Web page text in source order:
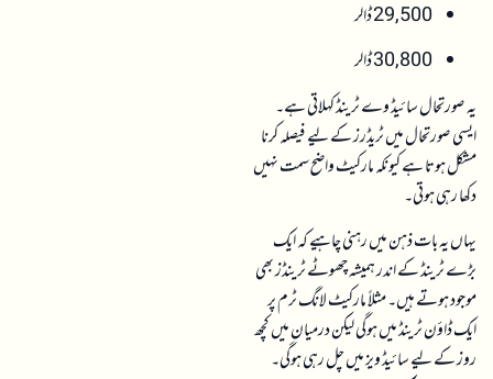
29,500 ڈالر
30,800 ڈالر
یہ صورتحال سائیڈ وے ٹرینڈ کہلاتی ہے۔
ایسی صورتحال میں ٹریڈرز کے لیے فیصلہ کرنا
مشکل ہوتا ہے کیونکہ مارکیٹ واضح سمت نہیں
دکھا رہی ہوتی۔
یہاں یہ بات ذہن میں رہنی چاہیے کہ ایک
بڑے ٹرینڈ کے اندر ہمیشہ چھوٹے ٹرینڈز بھی
موجود ہوتے ہیں۔ مثلاً مارکیٹ لانگ ٹرم پر
ایک ڈاؤن ٹرینڈ میں ہوگی لیکن درمیان میں کچھ
روز کے لیے سائیڈ ویز میں چل رہی ہوگی۔